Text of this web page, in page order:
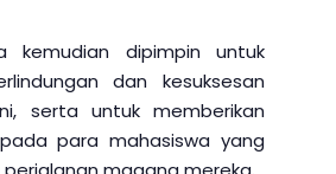
kemudian dipimpin untuk
dan kesuksesan
serta untuk memberikan
para mahasiswa yang